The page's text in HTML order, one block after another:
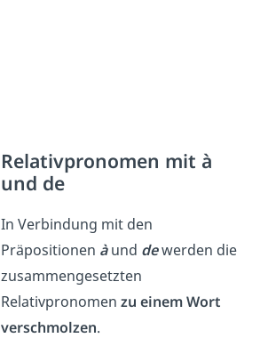
Relativpronomen mit à
und de
In Verbindung mit den
Präpositionen àund dewerden die
zusammengesetzten
Relativpronomen zu einem Wort
verschmolzen.